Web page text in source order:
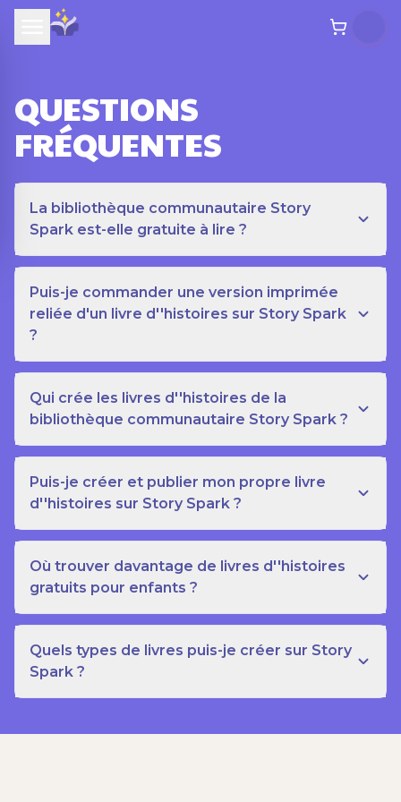
QUESTIONS
FRÉQUENTES
La bibliothèque communautaire Story
Spark est-elle gratuite à lire ?
Puis-je commander une version imprimée
reliée d'un livre d''histoires sur Story Spark
?
Qui crée les livres d''histoires de la
bibliothèque communautaire Story Spark ?
Puis-je créer et publier mon propre livre
d''histoires sur Story Spark ?
Où trouver davantage de livres d''histoires
gratuits pour enfants ?
Quels types de livres puis-je créer sur Story
Spark ?